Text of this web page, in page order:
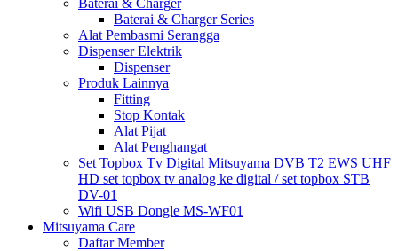
Baterai & Charger
Baterai & Charger Series
Alat Pembasmi Serangga
Dispenser Elektrik
Dispenser
Produk Lainnya
Fitting
Stop Kontak
Alat Pijat
Alat Penghangat
Set Topbox Tv Digital Mitsuyama DVB T2 EWS UHF
HD set topbox tv analog ke digital / set topbox STB
DV-01
Wifi USB Dongle MS-WF01
Mitsuyama Care
Daftar Member